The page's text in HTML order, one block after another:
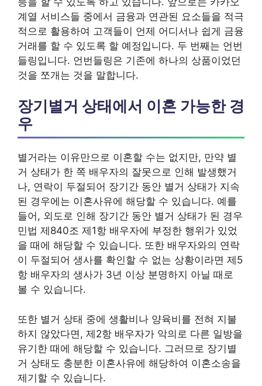
계열 서비스들 중에서 금융과 연관된 요소들을 적극
적으로 활용하여 고객들이 언제 어디서나 쉽게 금융
거래를 할 수 있도록 할 예정입니다. 두 번째는 언번
들링입니다. 언번들링은 기존에 하나의 상품이었던
것을 쪼개는 것을 말합니다.
장기별거 상태에서 이혼 가능한 경
우
별거라는 이유만으로 이혼할 수는 없지만, 만약 별
거 상태가 한 쪽 배우자의 잘못으로 인해 발생했거
나, 연락이 두절되어 장기간 동안 별거 상태가 지속
된 경우에는 이혼사유에 해당할 수 있습니다. 예를
들어, 외도로 인해 장기간 동안 별거 상태가 된 경우
민법 제840조 제1항 배우자에 부정한 행위가 있었
을 때에 해당할 수 있습니다. 또한 배우자와의 연락
이 두절되어 생사를 확인할 수 없는 상황이라면 제5
항 배우자의 생사가 3년 이상 분명하지 아닐 때로
볼 수 있습니다.
또한 별거 상태 중에 생활비나 양육비를 전혀 지불
하지 않았다면, 제2항 배우자가 악의로 다른 일방을
유기한 때에 해당할 수 있습니다. 그러므로 장기별
거 상태도 충분한 이혼사유에 해당하여 이혼소송을
제기할 수 있습니다.